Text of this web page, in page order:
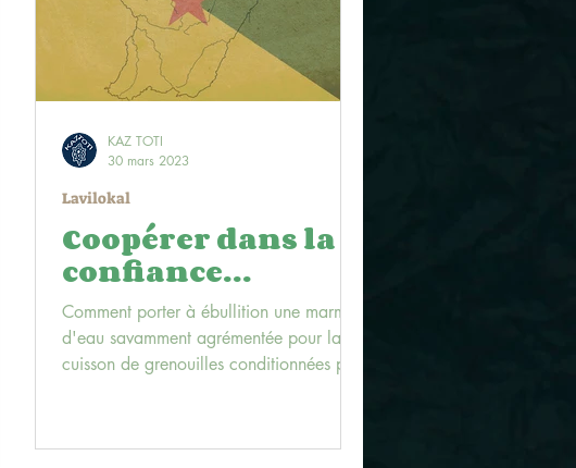
Coopérer dans la
confiance…
Comment porter à ébullition une marmite
d'eau savamment agrémentée pour la
cuisson de grenouilles conditionnées par
Lavilokal
KAZ TOTI
30 mars 2023